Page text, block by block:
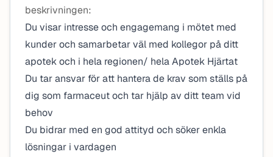
beskrivningen:
Du visar intresse och engagemang i mötet med
kunder och samarbetar väl med kollegor på ditt
apotek och i hela regionen/ hela Apotek Hjärtat
Du tar ansvar för att hantera de krav som ställs på
dig som farmaceut och tar hjälp av ditt team vid
behov
Du bidrar med en god attityd och söker enkla
lösningar i vardagen